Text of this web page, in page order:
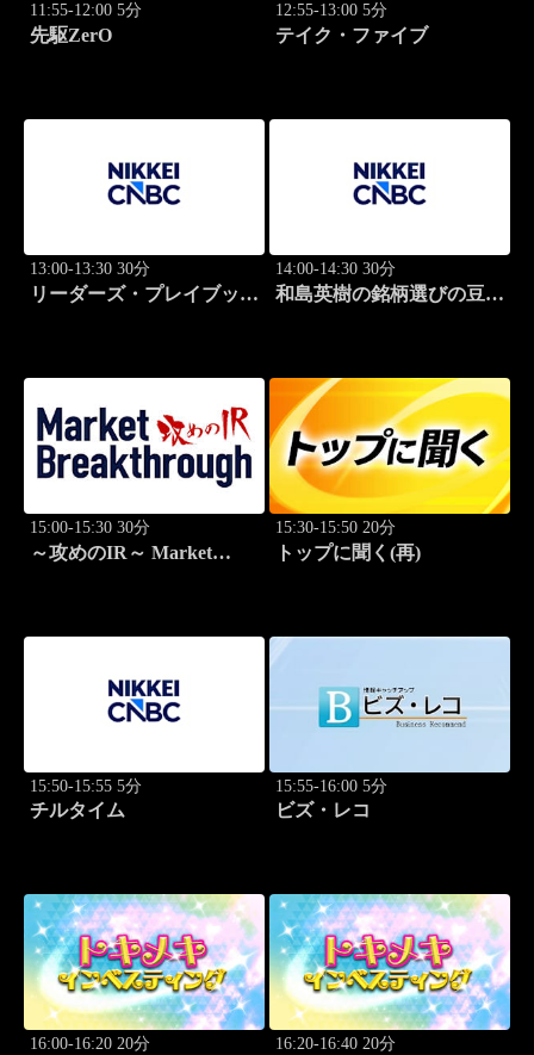
11:55-12:00 5分
先駆ZerO
12:55-13:00 5分
テイク・ファイブ
13:00-13:30 30分
リーダーズ・プレイブック
14:00-14:30 30分
和島英樹の銘柄選びの豆知
15:00-15:30 30分
～攻めのIR～ Market
15:30-15:50 20分
トップに聞く(再)
15:50-15:55 5分
チルタイム
15:55-16:00 5分
ビズ・レコ
16:00-16:20 20分 16:20-16:40 20分